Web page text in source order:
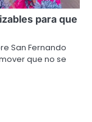
para que
San Fernando
que no se